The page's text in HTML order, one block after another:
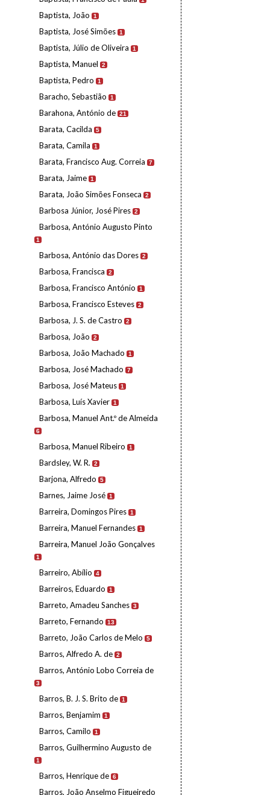
Baptista, João 1
Baptista, José Simões 1
Baptista, Júlio de Oliveira 1
Baptista, Manuel 2
Baptista, Pedro 1
Baracho, Sebastião 1
Barahona, António de 21
Barata, Cacilda 5
Barata, Camila 1
Barata, Francisco Aug. Correia 7
Barata, Jaime 1
Barata, João Simões Fonseca 2
Barbosa Júnior, José Pires 2
Barbosa, António Augusto Pinto
1
Barbosa, António das Dores 2
Barbosa, Francisca 2
Barbosa, Francisco António 1
Barbosa, Francisco Esteves 2
Barbosa, J. S. de Castro 2
Barbosa, João 2
Barbosa, João Machado 1
Barbosa, José Machado 7
Barbosa, José Mateus 1
Barbosa, Luís Xavier 1
Barbosa, Manuel Ant.º de Almeida
6
Barbosa, Manuel Ribeiro 1
Bardsley, W. R. 2
Barjona, Alfredo 5
Barnes, Jaime José 1
Barreira, Domingos Pires 1
Barreira, Manuel Fernandes 1
Barreira, Manuel João Gonçalves
1
Barreiro, Abílio 4
Barreiros, Eduardo 1
Barreto, Amadeu Sanches 3
Barreto, Fernando 13
Barreto, João Carlos de Melo 5
Barros, Alfredo A. de 2
Barros, António Lobo Correia de
3
Barros, B. J. S. Brito de 1
Barros, Benjamim 1
Barros, Camilo 1
Barros, Guilhermino Augusto de
1
Barros, Henrique de 6
Barros, João Anselmo Figueiredo